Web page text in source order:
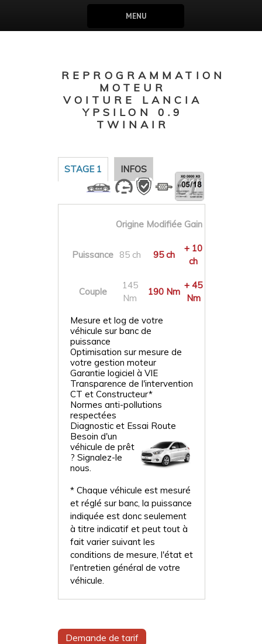
MENU
REPROGRAMMATION
MOTEUR
VOITURE LANCIA
YPSILON 0.9
TWINAIR
STAGE 1 INFOS
Origine Modifiée Gain
Puissance 85 ch 95 ch
+ 10
ch
Couple
145
Nm
190 Nm
+ 45
Nm
Mesure et log de votre
véhicule sur banc de
puissance
Optimisation sur mesure de
votre gestion moteur
Garantie logiciel à VIE
Transparence de l'intervention
CT et Constructeur*
Normes anti-pollutions
respectées
Diagnostic et Essai Route
Besoin d'un
véhicule de prêt
? Signalez-le
nous.
* Chaque véhicule est mesuré
et réglé sur banc, la puissance
indiquée est donc seulement
à titre indicatif et peut tout à
fait varier suivant les
conditions de mesure, l'état et
l'entretien général de votre
véhicule.
Demande de tarif